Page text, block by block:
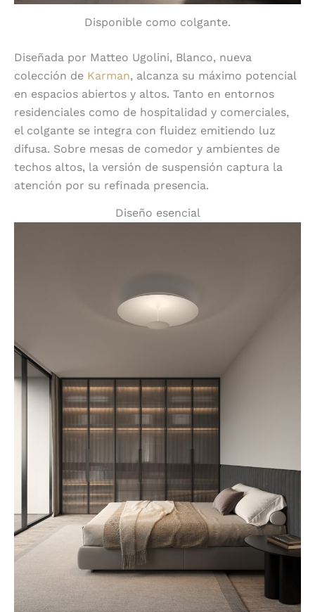
Disponible como colgante.
Diseñada por Matteo Ugolini, Blanco, nueva
colección de Karman, alcanza su máximo potencial
en espacios abiertos y altos. Tanto en entornos
residenciales como de hospitalidad y comerciales,
el colgante se integra con fluidez emitiendo luz
difusa. Sobre mesas de comedor y ambientes de
techos altos, la versión de suspensión captura la
atención por su refinada presencia.
Diseño esencial